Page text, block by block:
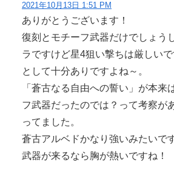
2021年10月13日 1:51 PM
ありがとうございます！
復刻とモチーフ武器だけでしょう
ラですけど星4狙い撃ちは厳しい
として十分ありですよね～。
「蒼古なる自由への誓い」が本来
フ武器だったのでは？って考察が
ってました。
蒼古アルベドかなり強いみたいで
武器が来るなら胸が熱いですね！